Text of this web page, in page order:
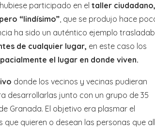
participado en el taller ciudadano,
“lindísimo”, que se produjo hace
ha sido un auténtico ejemplo
de cualquier lugar, en este caso los
el lugar en donde viven.
donde los vecinos y vecinas pudieran
desarrollarlas junto con un grupo de 35
Granada. El objetivo era plasmar el
quieren o desean las personas que